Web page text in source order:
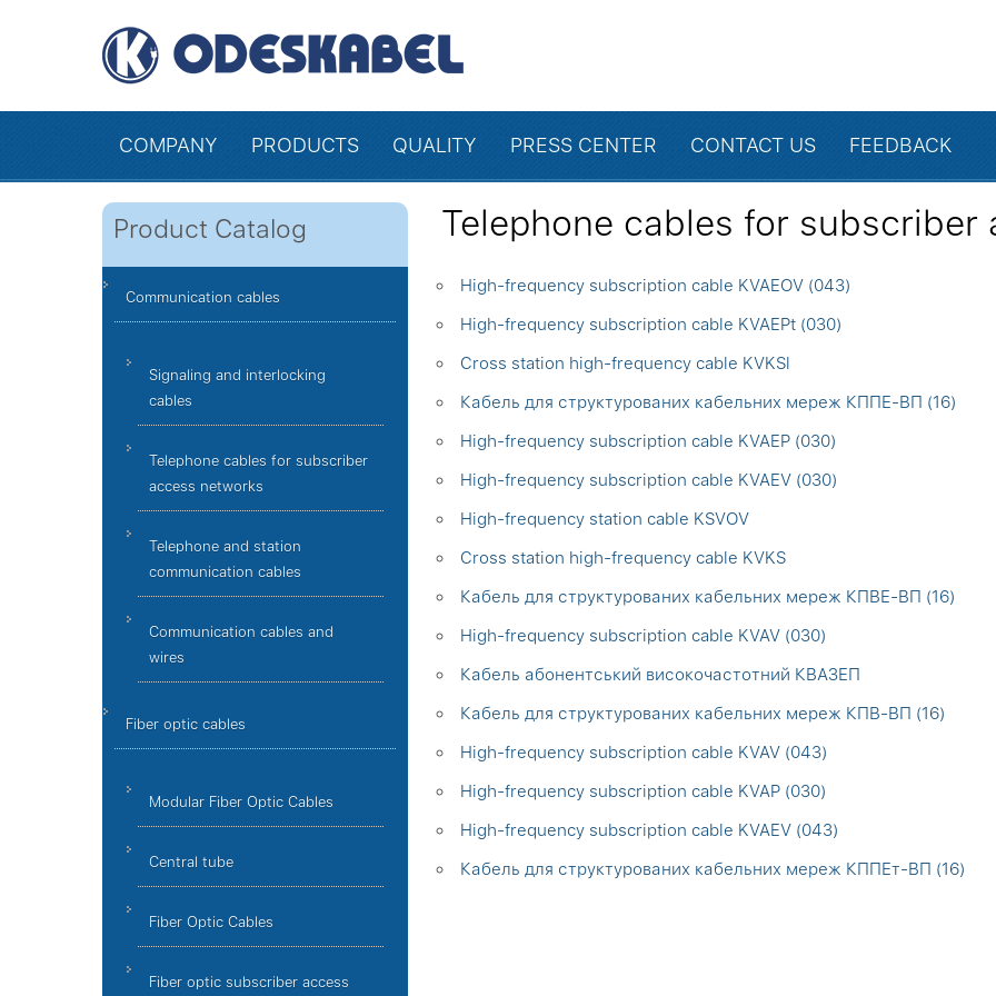
COMPANY PRODUCTS QUALITY PRESS CENTER CONTACT US FEEDBACK
Product Catalog
Communication cables
Signaling and interlocking
cables
Telephone cables for subscriber
access networks
Telephone and station
communication cables
Communication cables and
wires
Fiber optic cables
Modular Fiber Optic Cables
Central tube
Fiber Optic Cables
Fiber optic subscriber access
Telephone cables for subscriber
High-frequency subscription cable KVAEOV (043)
High-frequency subscription cable KVAEPt (030)
Cross station high-frequency cable KVKSl
Кабель для структурованих кабельних мереж КППЕ-ВП (16)
High-frequency subscription cable KVAEP (030)
High-frequency subscription cable KVAEV (030)
High-frequency station cable KSVOV
Cross station high-frequency cable KVKS
Кабель для структурованих кабельних мереж КПВЕ-ВП (16)
High-frequency subscription cable KVAV (030)
Кабель абонентський високочастотний КВАЗЕП
Кабель для структурованих кабельних мереж КПВ-ВП (16)
High-frequency subscription cable KVAV (043)
High-frequency subscription cable KVAP (030)
High-frequency subscription cable KVAEV (043)
Кабель для структурованих кабельних мереж КППЕт-ВП (16)